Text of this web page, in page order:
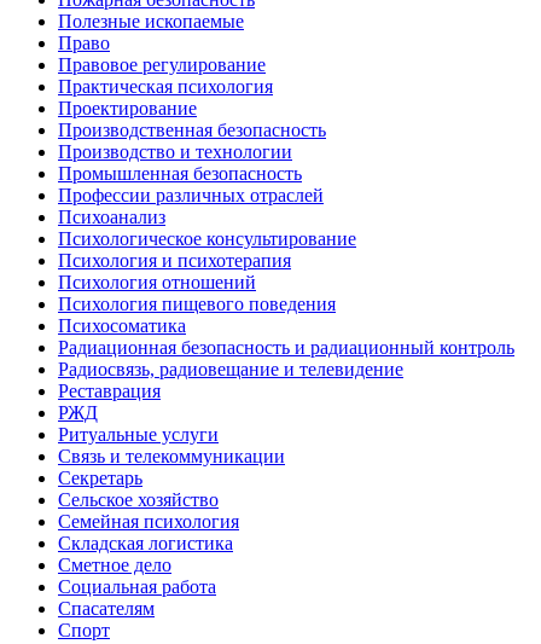
Полезные ископаемые
Право
Правовое регулирование
Практическая психология
Проектирование
Производственная безопасность
Производство и технологии
Промышленная безопасность
Профессии различных отраслей
Психоанализ
Психологическое консультирование
Психология и психотерапия
Психология отношений
Психология пищевого поведения
Психосоматика
Радиационная безопасность и радиационный контроль
Радиосвязь, радиовещание и телевидение
Реставрация
РЖД
Ритуальные услуги
Связь и телекоммуникации
Секретарь
Сельское хозяйство
Семейная психология
Складская логистика
Сметное дело
Социальная работа
Спасателям
Спорт